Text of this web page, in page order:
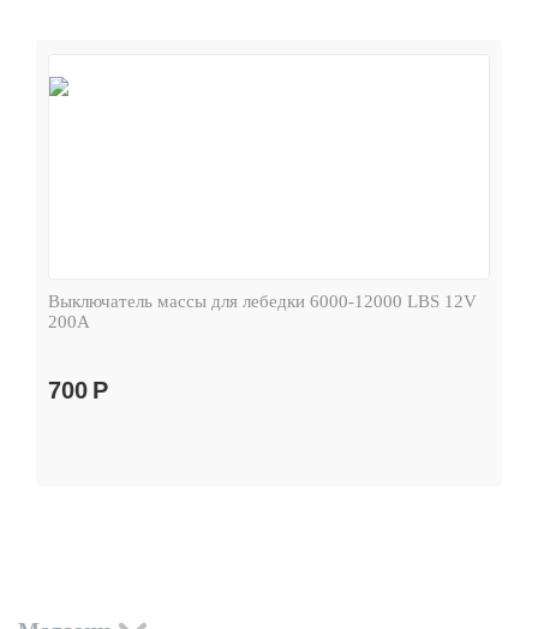
Выключатель массы для лебедки 6000-12000 LBS 12V
200А
700 Р